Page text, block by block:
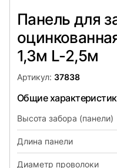
Панель для
1,3м L-2,5м
Артикул: 37838
Общие
Высота забора (панели)
Длина панели
Диаметр проволоки